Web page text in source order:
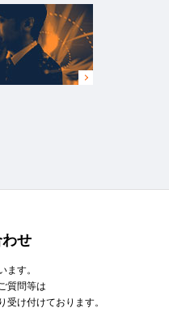
せ
ます。
質問等は
受け付けております。